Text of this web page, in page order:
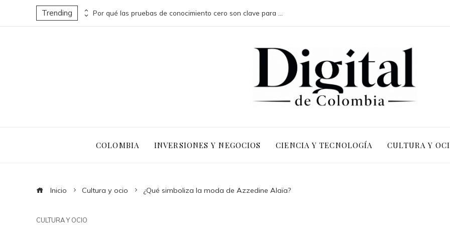
Trending Turismo sostenible y pesca responsable en la economía azul de Belice
COLOMBIA INVERSIONES Y NEGOCIOS CIENCIA Y TECNOLOGÍA CULTURA Y
Inicio Cultura y ocio ¿Qué simboliza la moda de Azzedine Alaïa?
CULTURA Y OCIO